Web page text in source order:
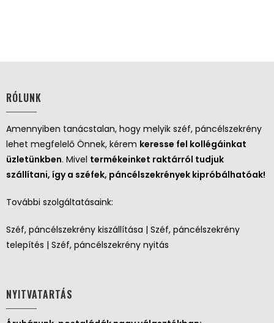
RÓLUNK
Amennyiben tanácstalan, hogy melyik széf, páncélszekrény
lehet megfelelő Önnek, kérem keresse fel kollégáinkat
üzletünkben. Mivel termékeinket raktárról tudjuk
szállítani, így a széfek, páncélszekrények kipróbálhatóak!
További szolgáltatásaink:
Széf, páncélszekrény kiszállítása | Széf, páncélszekrény
telepítés | Széf, páncélszekrény nyitás
NYITVATARTÁS